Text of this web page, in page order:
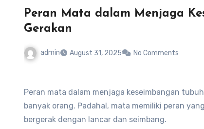
Peran Mata dalam Menjaga
Gerakan
admin August 31, 2025 No Comments
Peran mata dalam menjaga keseimbangan
banyak orang. Padahal, mata memiliki peran
bergerak dengan lancar dan seimbang.